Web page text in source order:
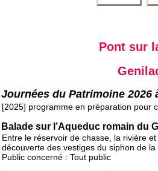
Pont sur
Journées du Patrimoine 2026
[2025] programme en préparation pour
Balade sur l’Aqueduc romain du
Entre le réservoir de chasse, la rivière
découverte des vestiges du siphon de
Public concerné : Tout public